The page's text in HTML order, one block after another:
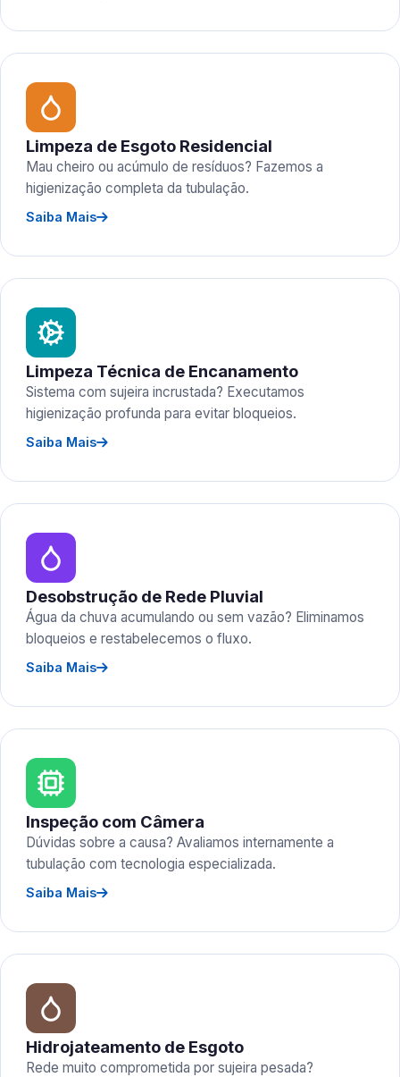
Limpeza de Esgoto Residencial
Mau cheiro ou acúmulo de resíduos? Fazemos a
higienização completa da tubulação.
Saiba Mais
Limpeza Técnica de Encanamento
Sistema com sujeira incrustada? Executamos
higienização profunda para evitar bloqueios.
Saiba Mais
Desobstrução de Rede Pluvial
Água da chuva acumulando ou sem vazão? Eliminamos
bloqueios e restabelecemos o fluxo.
Saiba Mais
Inspeção com Câmera
Dúvidas sobre a causa? Avaliamos internamente a
tubulação com tecnologia especializada.
Saiba Mais
Hidrojateamento de Esgoto
Rede muito comprometida por sujeira pesada?